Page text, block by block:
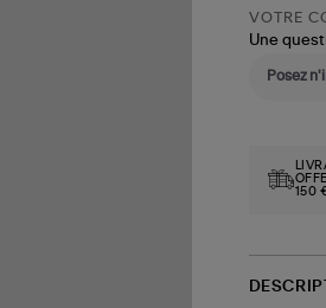
VOTRE
Une
150